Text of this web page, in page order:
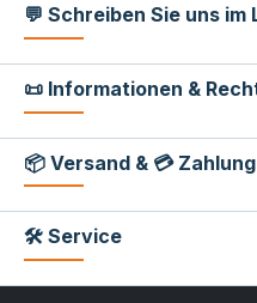
💬 Schreiben Sie uns im
📜 Informationen &
📦 Versand & 💳 Zahlung
🛠 Service